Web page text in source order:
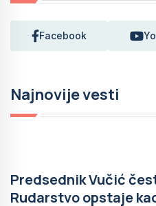
Facebook
Najnovije vesti
Predsednik Vučić
Rudarstvo opstaje